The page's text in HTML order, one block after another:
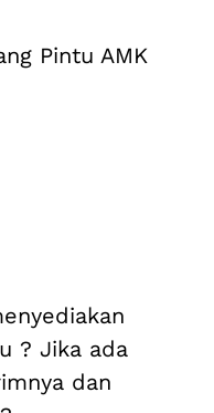
Pintu AMK
? Jika ada
dan